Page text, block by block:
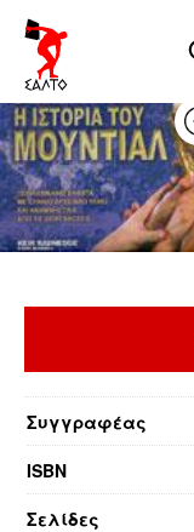
Συγγραφέας
ISBN
Σελίδες